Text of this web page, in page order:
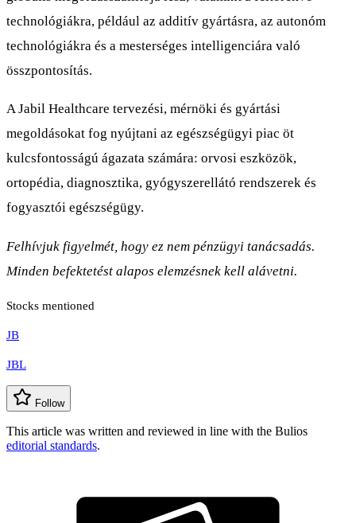
technológiákra, például az additív gyártásra, az autonóm
technológiákra és a mesterséges intelligenciára való
összpontosítás.
A Jabil Healthcare tervezési, mérnöki és gyártási
megoldásokat fog nyújtani az egészségügyi piac öt
kulcsfontosságú ágazata számára: orvosi eszközök,
ortopédia, diagnosztika, gyógyszerellátó rendszerek és
fogyasztói egészségügy.
Felhívjuk figyelmét, hogy ez nem pénzügyi tanácsadás.
Minden befektetést alapos elemzésnek kell alávetni.
Stocks mentioned
JB
JBL
Follow
This article was written and reviewed in line with the Bulios
editorial standards.